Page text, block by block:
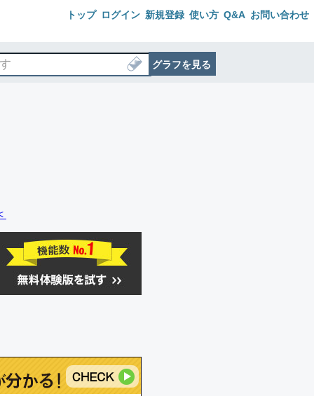
トップ ログイン 新規登録 使い方 Q&A お問い合わせ
グラフを見る